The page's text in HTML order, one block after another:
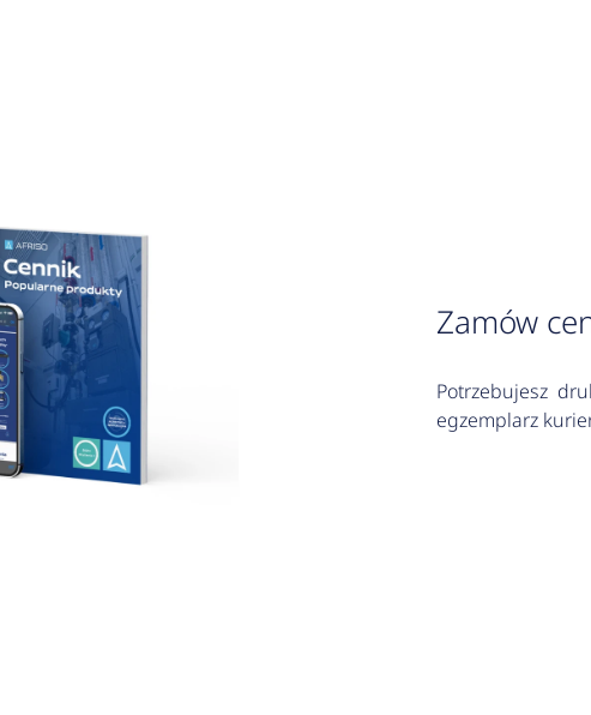
Zamów
Potrzebujesz
egzemplarz